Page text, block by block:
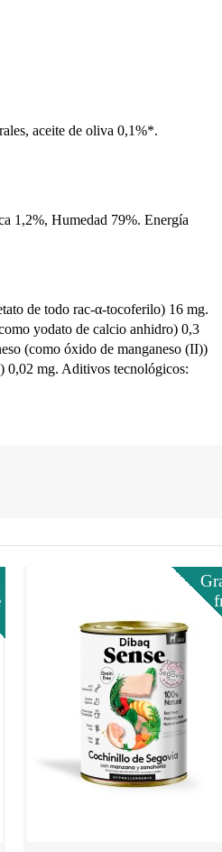
aceite de oliva 0,1%*.
1,2%, Humedad 79%. Energía
de todo rac-α-tocoferilo) 16 mg.
yodato de calcio anhidro) 0,3
(como óxido de manganeso (II))
0,02 mg. Aditivos tecnológicos: